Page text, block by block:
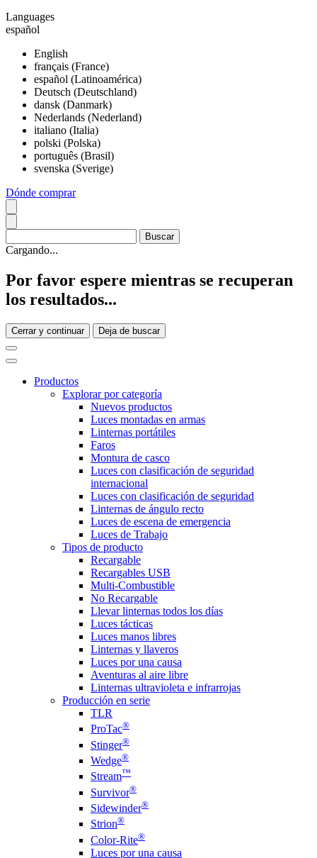
Languages
español
English
français (France)
español (Latinoamérica)
Deutsch (Deutschland)
dansk (Danmark)
Nederlands (Nederland)
italiano (Italia)
polski (Polska)
português (Brasil)
svenska (Sverige)
Dónde comprar
Cargando...
Por favor espere mientras se recuperan
los resultados...
Cerrar y continuar Deja de buscar
Productos
Explorar por categoría
Nuevos productos
Luces montadas en armas
Linternas portátiles
Faros
Montura de casco
Luces con clasificación de seguridad
internacional
Luces con clasificación de seguridad
Linternas de ángulo recto
Luces de escena de emergencia
Luces de Trabajo
Tipos de producto
Recargable
Recargables USB
Multi-Combustible
No Recargable
Llevar linternas todos los días
Luces tácticas
Luces manos libres
Linternas y llaveros
Luces por una causa
Aventuras al aire libre
Linternas ultravioleta e infrarrojas
Producción en serie
TLR
ProTac®
Stinger®
Wedge®
Stream™
Survivor®
Sidewinder®
Strion®
Color-Rite®
Luces por una causa